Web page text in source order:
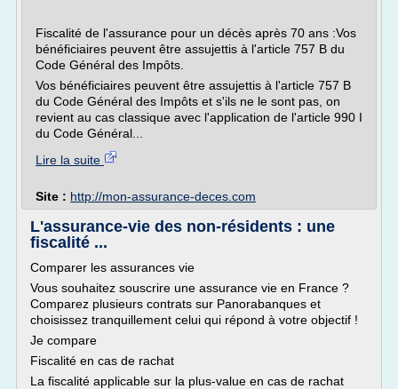
Fiscalité de l'assurance pour un décès après 70 ans :Vos
bénéficiaires peuvent être assujettis à l'article 757 B du
Code Général des Impôts.
Vos bénéficiaires peuvent être assujettis à l'article 757 B
du Code Général des Impôts et s'ils ne le sont pas, on
revient au cas classique avec l'application de l'article 990 I
du Code Général...
Lire la suite
Site : http://mon-assurance-deces.com
L'assurance-vie des non-résidents : une
fiscalité ...
Comparer les assurances vie
Vous souhaitez souscrire une assurance vie en France ?
Comparez plusieurs contrats sur Panorabanques et
choisissez tranquillement celui qui répond à votre objectif !
Je compare
Fiscalité en cas de rachat
La fiscalité applicable sur la plus-value en cas de rachat